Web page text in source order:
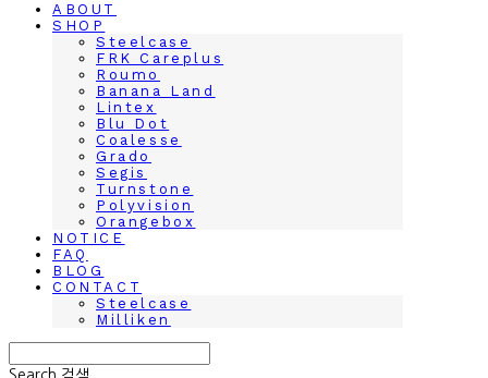
ABOUT
SHOP
Steelcase
FRK Careplus
Roumo
Banana Land
Lintex
Blu Dot
Coalesse
Grado
Segis
Turnstone
Polyvision
Orangebox
NOTICE
FAQ
BLOG
CONTACT
Steelcase
Milliken
Search 검색